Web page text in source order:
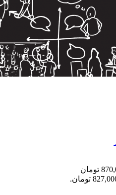
قیمت اصلی: 870,000 تومان